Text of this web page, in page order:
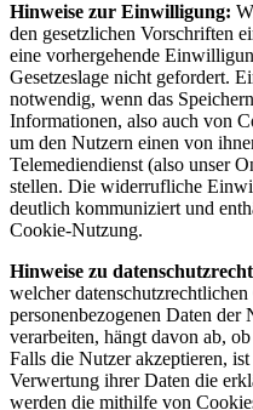
Hinweise zur Einwilligung:
den gesetzlichen Vorschriften
eine vorhergehende
Gesetzeslage nicht gefordert.
notwendig, wenn das
Informationen, also auch von
um den Nutzern einen von
Telemediendienst (also unser
stellen. Die widerrufliche
deutlich kommuniziert und
Cookie-Nutzung.
Hinweise zu
welcher
personenbezogenen Daten
verarbeiten, hängt davon ab,
Falls die Nutzer akzeptieren,
Verwertung ihrer Daten die
werden die mithilfe von